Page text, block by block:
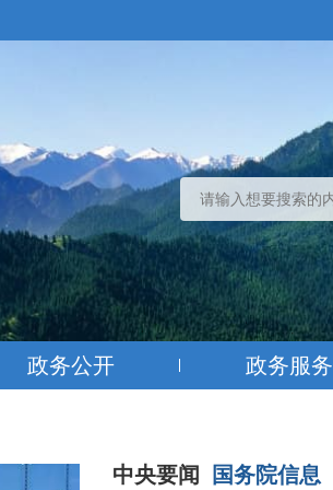
政务公开 政务服务
中央要闻 国务院信息